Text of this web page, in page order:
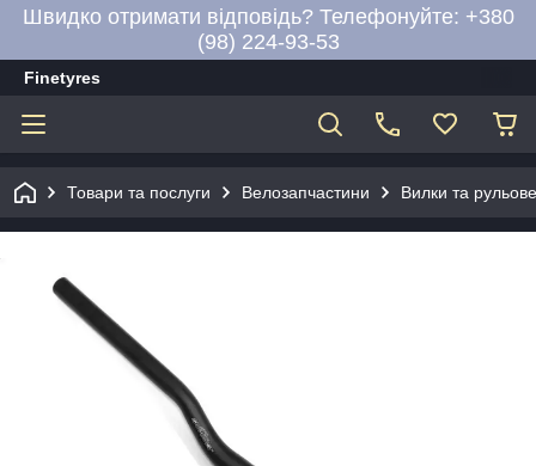
Швидко отримати відповідь? Телефонуйте: +380
(98) 224-93-53
Finetyres
Товари та послуги Велозапчастини Вилки та